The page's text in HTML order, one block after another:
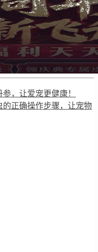
，让爱宠更健康！
的正确操作步骤，让宠物